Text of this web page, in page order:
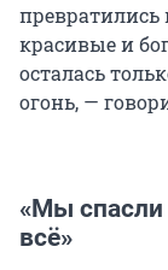
превратились
красивые и
осталась
огонь, —
«Мы спасли
всё»